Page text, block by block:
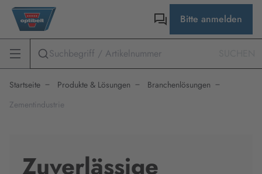
Bitte anmelden
Startseite Produkte & Lösungen
Branchenlösungen
Zementindustrie
Zuverlässige